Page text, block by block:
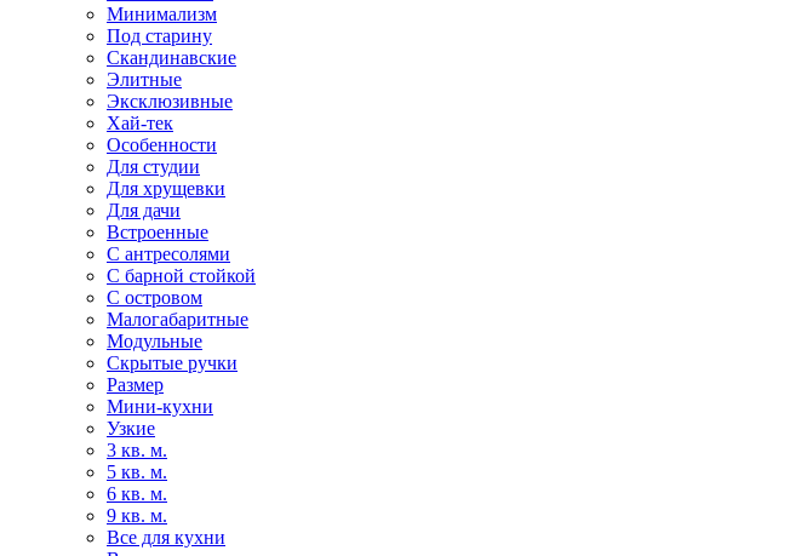
Минимализм
Под старину
Скандинавские
Элитные
Эксклюзивные
Хай-тек
Особенности
Для студии
Для хрущевки
Для дачи
Встроенные
С антресолями
С барной стойкой
С островом
Малогабаритные
Модульные
Скрытые ручки
Размер
Мини-кухни
Узкие
3 кв. м.
5 кв. м.
6 кв. м.
9 кв. м.
Все для кухни